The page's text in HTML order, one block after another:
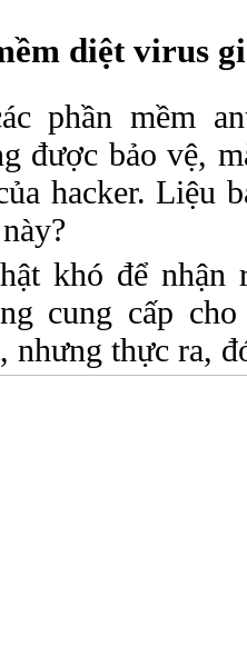
diệt virus
phần mềm
được bảo vệ,
hacker. Liệu
khó để nhận
cung cấp
nhưng thực ra,